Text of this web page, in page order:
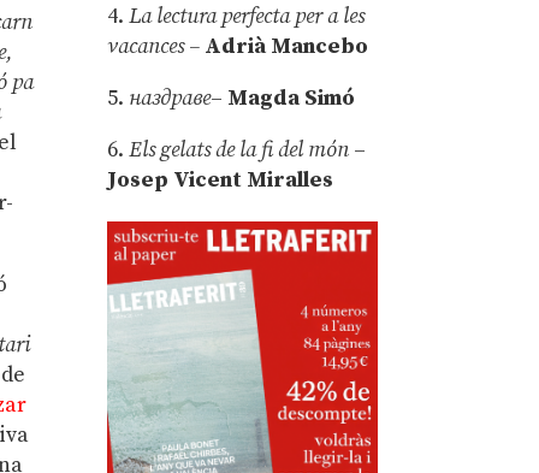
pa
4.La lectura perfecta per a les
vacances – Adrià Mancebo
5. наздраве– Magda Simó
6.Els gelats de la fi del món –
Josep Vicent Miralles